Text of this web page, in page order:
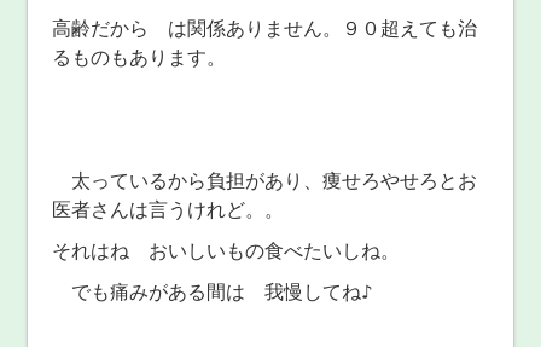
高齢だから は関係ありません。９０超えても治
るものもあります。
太っているから負担があり、痩せろやせろとお
医者さんは言うけれど。。
それはね おいしいもの食べたいしね。
でも痛みがある間は 我慢してね♪